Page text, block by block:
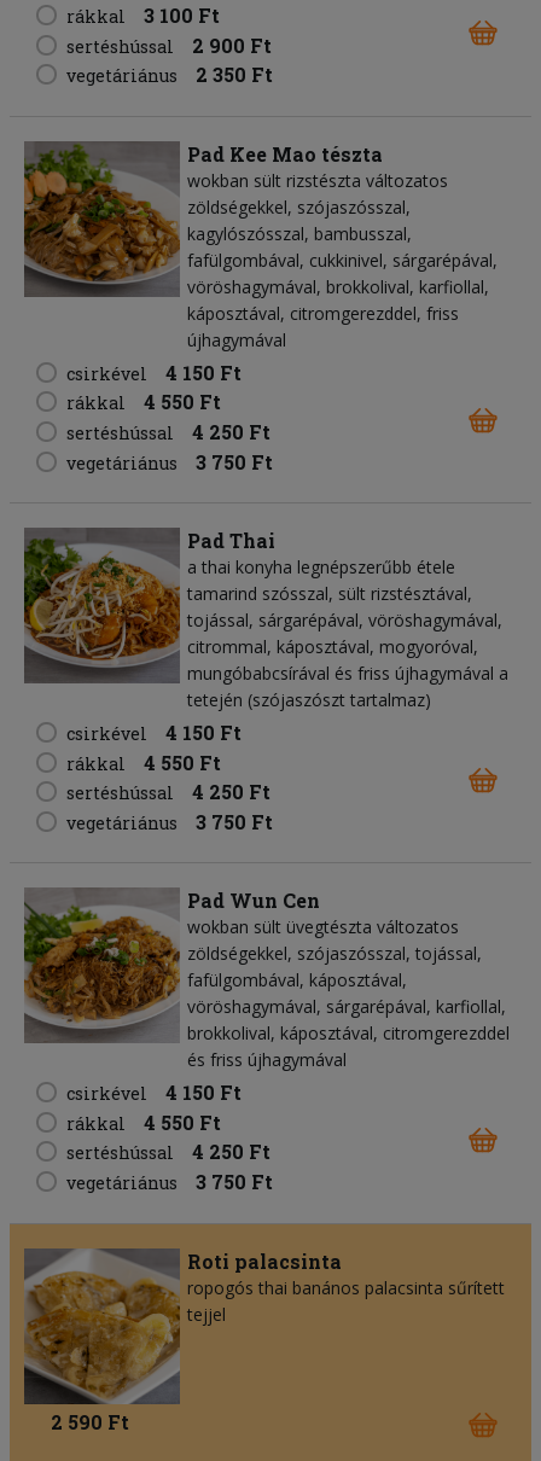
rákkal 3 100 Ft
sertéshússal 2 900 Ft
vegetáriánus 2 350 Ft
Pad Kee Mao tészta
wokban sült rizstészta változatos
zöldségekkel, szójaszósszal,
kagylószósszal, bambusszal,
fafülgombával, cukkinivel, sárgarépával,
vöröshagymával, brokkolival, karfiollal,
káposztával, citromgerezddel, friss
újhagymával
csirkével
4 150 Ft
rákkal 4 550 Ft
sertéshússal 4 250 Ft
vegetáriánus 3 750 Ft
Pad Thai
a thai konyha legnépszerűbb étele
tamarind szósszal, sült rizstésztával,
tojással, sárgarépával, vöröshagymával,
citrommal, káposztával, mogyoróval,
mungóbabcsírával és friss újhagymával a
tetején (szójaszószt tartalmaz)
csirkével
4 150 Ft
rákkal 4 550 Ft
sertéshússal 4 250 Ft
vegetáriánus 3 750 Ft
Pad Wun Cen
wokban sült üvegtészta változatos
zöldségekkel, szójaszósszal, tojással,
fafülgombával, káposztával,
vöröshagymával, sárgarépával, karfiollal,
brokkolival, káposztával, citromgerezddel
és friss újhagymával
csirkével
4 150 Ft
rákkal 4 550 Ft
sertéshússal 4 250 Ft
vegetáriánus 3 750 Ft
Roti palacsinta
ropogós thai banános palacsinta sűrített
tejjel
2 590 Ft